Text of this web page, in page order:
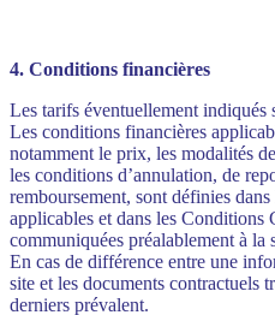
4. Conditions financières
Les tarifs éventuellement
Les conditions financières
notamment le prix, les modalités
les conditions d’annulation, de
remboursement, sont définies
applicables et dans les Conditions
communiquées préalablement à la
En cas de différence entre une
site et les documents contractuels
derniers prévalent.